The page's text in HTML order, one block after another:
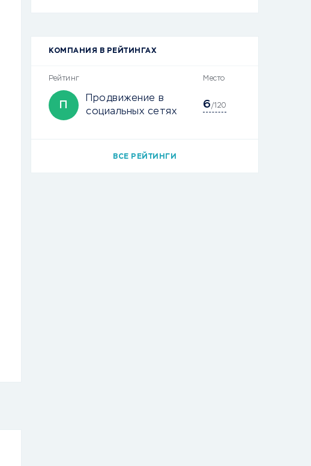
КОМПАНИЯ В РЕЙТИНГАХ
Рейтинг Место
П
Продвижение в
социальных сетях
6/120
ВСЕ РЕЙТИНГИ